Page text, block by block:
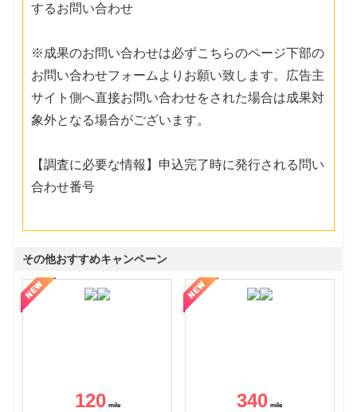
するお問い合わせ
※成果のお問い合わせは必ずこちらのページ下部の
お問い合わせフォームよりお願い致します。広告主
サイト側へ直接お問い合わせをされた場合は成果対
象外となる場合がございます。
【調査に必要な情報】申込完了時に発行される問い
合わせ番号
その他おすすめキャンペーン
120 340